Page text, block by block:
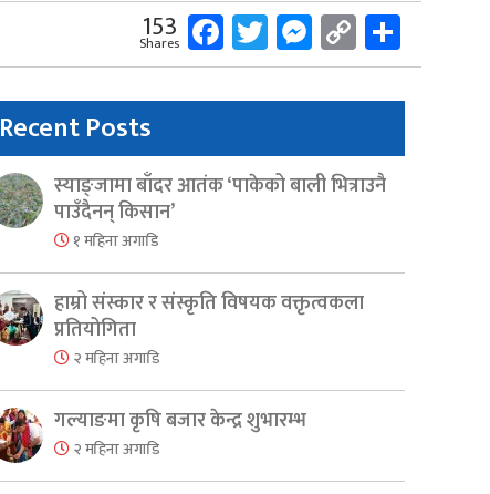
153
Shares Facebook
Twitter
Messenger
Copy
Link
Recent Posts
स्याङ्जामा बाँदर आतंक ‘पाकेको बाली भित्राउनै
पाउँदैनन् किसान’
१ महिना अगाडि
हाम्रो संस्कार र संस्कृति विषयक वक्तृत्वकला
प्रतियोगिता
२ महिना अगाडि
गल्याङमा कृषि बजार केन्द्र शुभारम्भ
२ महिना अगाडि